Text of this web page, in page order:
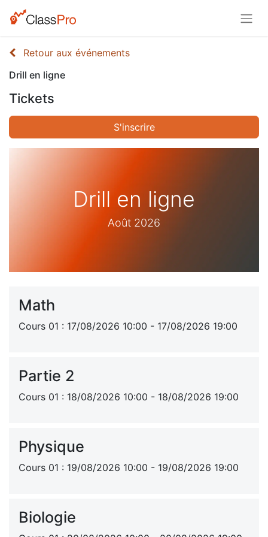
Retour aux événements
Drill en ligne
Tickets
S'inscrire
Drill en ligne
Août 2026
Math
Cours 01 : 17/08/2026 10:00 - 17/08/2026 19:00
Partie 2
Cours 01 : 18/08/2026 10:00 - 18/08/2026 19:00
Physique
Cours 01 : 19/08/2026 10:00 - 19/08/2026 19:00
Biologie